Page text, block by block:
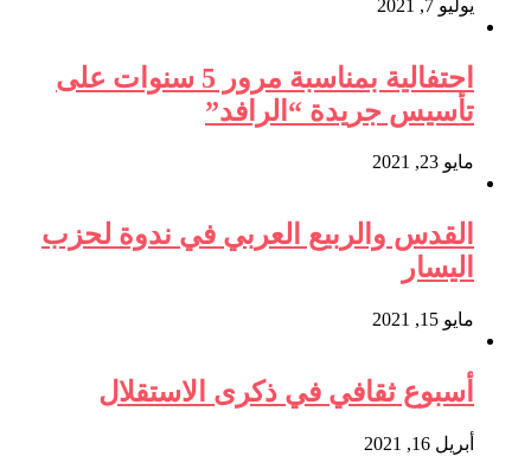
يوليو 7, 2021
احتفالية بمناسبة مرور 5 سنوات على
تأسيس جريدة “الرافد”
مايو 23, 2021
القدس والربيع العربي في ندوة لحزب
اليسار
مايو 15, 2021
أسبوع ثقافي في ذكرى الاستقلال
أبريل 16, 2021